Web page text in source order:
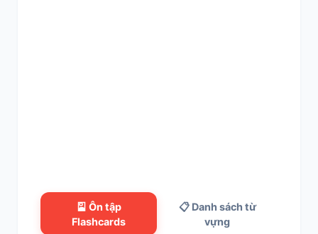
🎴 Ôn tập
Flashcards
📋 Danh sách từ
vựng